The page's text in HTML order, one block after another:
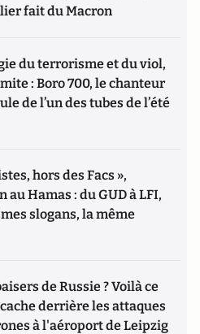
fait du Macron
du terrorisme et du viol,
: Boro 700, le chanteur
de l’un des tubes de l’été
hors des Facs »,
au Hamas : du GUD à LFI,
slogans, la même
de Russie ? Voilà ce
derrière les attaques
à l'aéroport de Leipzig